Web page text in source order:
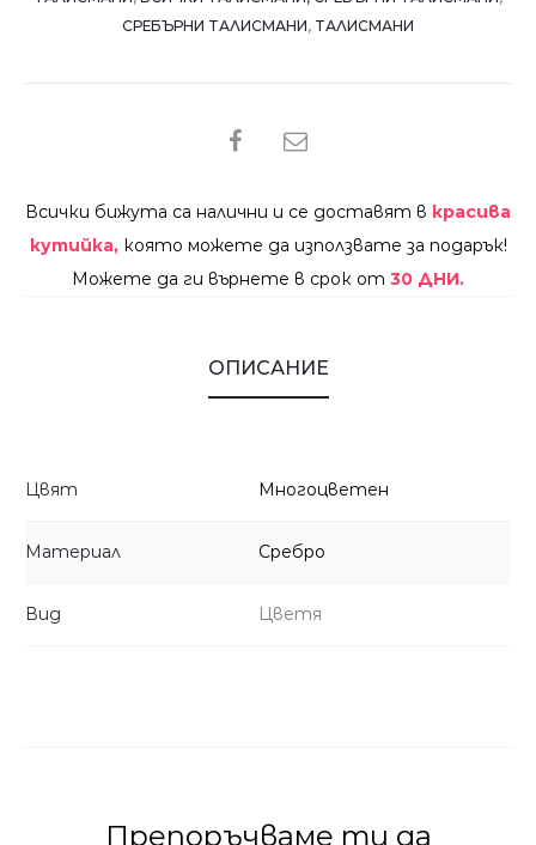
СРЕБЪРНИ ТАЛИСМАНИ, ТАЛИСМАНИ
SHARE
Всички бижута са налични и се доставят в красива
кутийка, която можете да използвате за подарък!
Можете да ги върнете в срок от 30 ДНИ.
ОПИСАНИЕ
Цвят Многоцветен
Материал Сребро
Вид Цветя
Препоръчваме ти да